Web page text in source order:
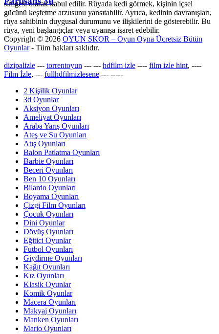
simgesi olarak kabul edilir. Rüyada kedi görmek, kişinin içsel
gücünü keşfetme arzusunu yansıtabilir. Ayrıca, kedinin davranışları,
rüya sahibinin duygusal durumunu ve ilişkilerini de gösterebilir. Bu
rüya, yeni başlangıçlar veya uyanışa işaret edebilir.
Copyright © 2026 OYUN SKOR – Oyun Oyna Ücretsiz Bütün
Oyunlar- Tüm hakları saklıdır.
dizipalizle --- torrentoyun --- --- hdfilm izle ---- film izle hint, ----
Film İzle, --- fullhdfilmizlesene --- -----
2 Kişilik Oyunlar
3d Oyunlar
Aksiyon Oyunları
Ameliyat Oyunları
Araba Yarış Oyunları
Ateş ve Su Oyunları
Atış Oyunları
Balon Patlatma Oyunları
Barbie Oyunları
Beceri Oyunları
Ben 10 Oyunları
Bilardo Oyunları
Boyama Oyunları
Çizgi Film Oyunları
Çocuk Oyunları
Dini Oyunlar
Dövüş Oyunları
Eğitici Oyunlar
Futbol Oyunları
Giydirme Oyunları
Kağıt Oyunları
Kız Oyunları
Klasik Oyunlar
Komik Oyunlar
Macera Oyunları
Makyaj Oyunları
Manken Oyunları
Mario Oyunları